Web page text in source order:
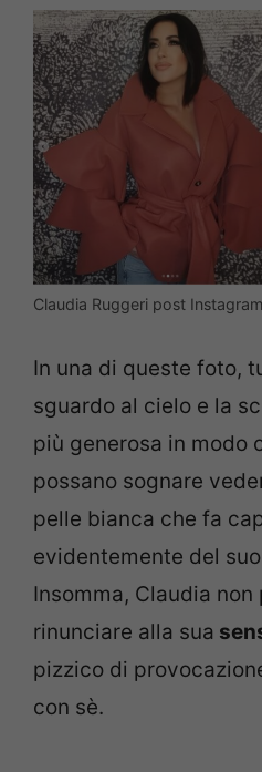
Claudia Ruggeri post
In una di queste foto,
sguardo al cielo e la
più generosa in modo
possano sognare
pelle bianca che fa
evidentemente del
Insomma, Claudia
rinunciare alla sua
pizzico di
con sè.